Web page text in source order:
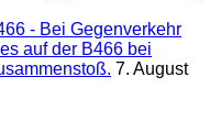
- Bei Gegenverkehr
auf der B466 bei
7. August